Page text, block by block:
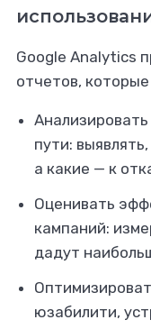
Google Analytics
отчетов,
пути:
а какие — к
Оценивать
кампаний:
дадут
юзабилити,